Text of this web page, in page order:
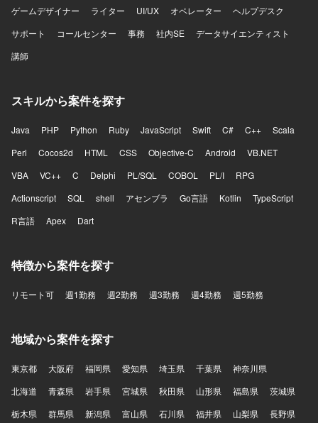
ゲームデザイナー
ライター UI/UX オペレーター
ヘルプデスク
サポート
コールセンター 事務 社内SE
データサイエンティスト
講師
スキルから案件を探す
Java PHP Python Ruby JavaScript Swift C# C++
Scala
Perl
Cocos2d HTML CSS Objective-C Android
VB.NET
VBA
VC++ C Delphi PL/SQL COBOL PL/I
RPG
Actionscript
SQL shell アセンブラ Go言語 Kotlin
TypeScript
R言語
Apex Dart
特徴から案件を探す
リモート可 週1勤務 週2勤務 週3勤務 週4勤務 週5勤務
地域から案件を探す
東京都 大阪府 福岡県 愛知県 埼玉県 千葉県
神奈川県
北海道
青森県 岩手県 宮城県 秋田県 山形県 福島県
茨城県
栃木県
群馬県 新潟県 富山県 石川県 福井県 山梨県 長野県